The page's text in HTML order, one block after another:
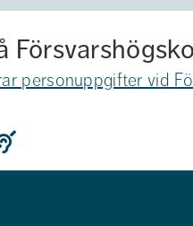
personuppgifter vid